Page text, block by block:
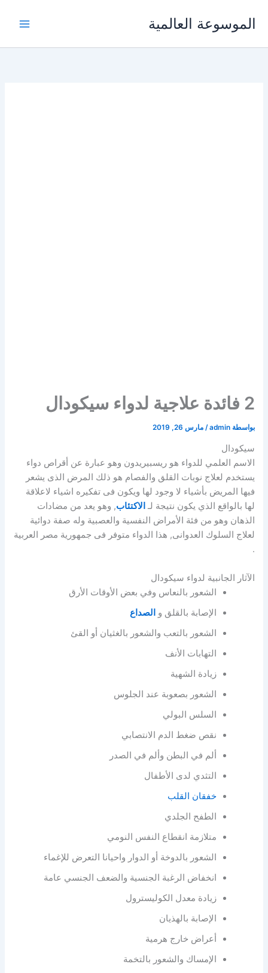
الموسوعة العالمية
2 فائدة علاجية لدواء سيكودال
بواسطة admin
/مارس 26, 2019
سيكودال
الاسم العلمي للدواء هو ريسبيريدون وهو عبارة عن أقراص دواء
يستخدم لعلاج نوبات القلق والفصام هو ذلك المرض الذى يشعر
فيها المريض بأشياء لا وجود لها ويكون فى تفكيره اشياء لاعلاقة
لها بالواقع الذي يكون نتيجة لـ الاكتئاب, وهو يعد من مضادات
الذهان وهو من فئة الأمراض النفسية والعصبية وله صفة دوائية
لعلاج السلوك العدوانى, هذا الدواء متوفر فى جمهورية مصر العربية
.
الآثار الجانبية لدواء سيكودال
الشعور بالنعاس وفي بعض الأوقات الأرق
الإصابة بالقلق و الصداع
الشعور بالتعب والشعور بالغثيان أو القئ
التهابات الأنف
زيادة الشهية
الشعور بصعوبة عند الجلوس
السلس البولي
نقص ضغط الدم الانتصابي
ألم في البطن وألم في الصدر
التثدي لدى الأطفال
خفقان القلب
الطفح الجلدي
متلازمة انقطاع النفس النومي
الشعور بالدوخة أو الدوار واحيانا التعرض للإغماء
انخفاض الرغبة الجنسية والضعف الجنسي عامة
زيادة معدل الكوليسترول
الإصابة بالهذيان
أعراض خارج هرمية
الإمساك والشعور بالتخمة